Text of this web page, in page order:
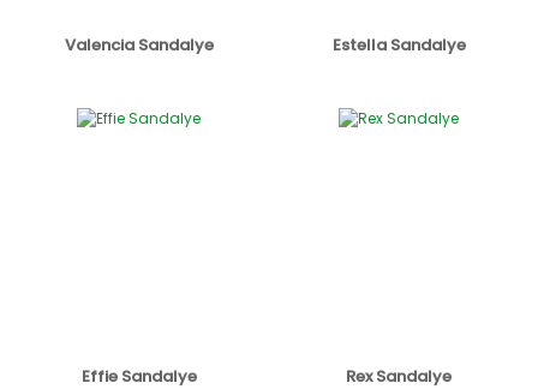
Valencia Sandalye Estella Sandalye
Effie Sandalye Rex Sandalye